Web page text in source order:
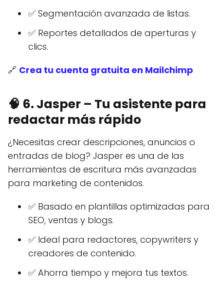
✅ Segmentación avanzada de listas.
✅ Reportes detallados de aperturas y
clics.
🔗 Crea tu cuenta gratuita en Mailchimp
🧠 6. Jasper – Tu asistente para
redactar más rápido
¿Necesitas crear descripciones, anuncios o
entradas de blog? Jasper es una de las
herramientas de escritura más avanzadas
para marketing de contenidos.
✅ Basado en plantillas optimizadas para
SEO, ventas y blogs.
✅ Ideal para redactores, copywriters y
creadores de contenido.
✅ Ahorra tiempo y mejora tus textos.